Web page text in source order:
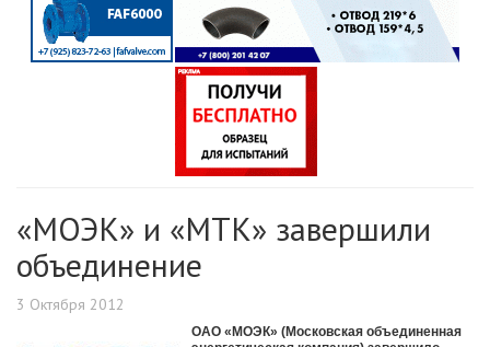
«МОЭК» и «МТК» завершили
объединение
3 Октября 2012
ОАО «МОЭК» (Московская объединенная